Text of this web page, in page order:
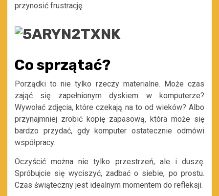
przynosić frustrację.
Co sprzątać?
Porządki to nie tylko rzeczy materialne. Może czas
zająć się zapełnionym dyskiem w komputerze?
Wywołać zdjęcia, które czekają na to od wieków? Albo
przynajmniej zrobić kopię zapasową, która może się
bardzo przydać, gdy komputer ostatecznie odmówi
współpracy.
Oczyścić można nie tylko przestrzeń, ale i duszę.
Spróbujcie się wyciszyć, zadbać o siebie, po prostu.
Czas świąteczny jest idealnym momentem do refleksji.